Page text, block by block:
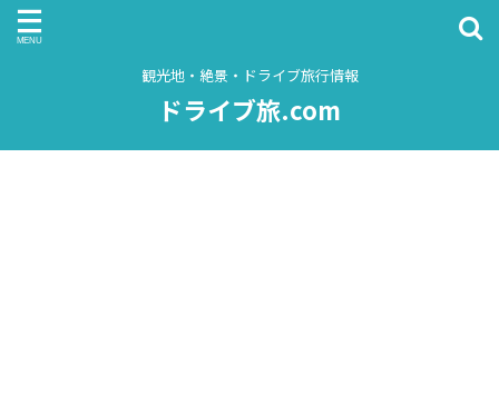
観光地・絶景・ドライブ旅行情報
ドライブ旅.com